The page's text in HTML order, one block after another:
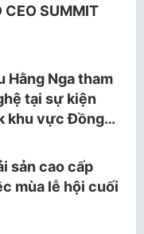
SUMMIT
Hằng Nga tham
tại sự kiện
khu vực Đồng…
sản cao cấp
mùa lễ hội cuối